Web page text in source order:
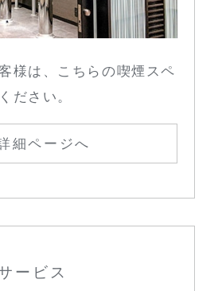
様は、こちらの喫煙スペ
ださい。
細ページへ
ービス